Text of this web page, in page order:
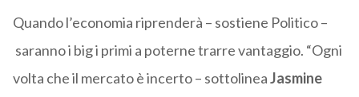
Quando l’economia riprenderà – sostiene Politico –
saranno i big i primi a poterne trarre vantaggio. “Ogni
volta che il mercato è incerto – sottolineaJasmine